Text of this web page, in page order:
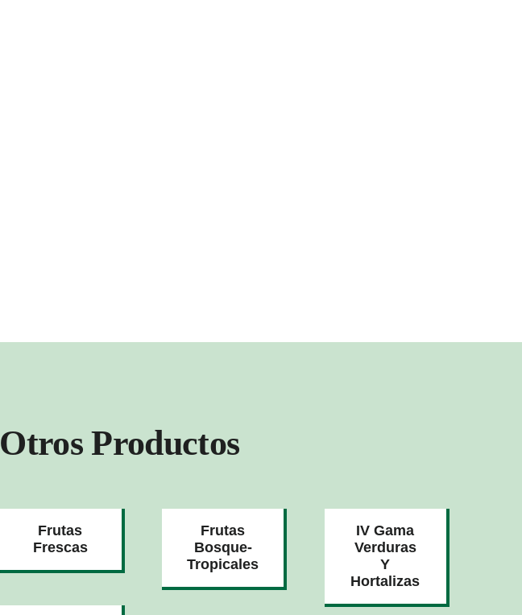
Otros Productos
Frutas
Frescas
Frutas
Bosque-
Tropicales
IV Gama
Verduras
Y
Hortalizas